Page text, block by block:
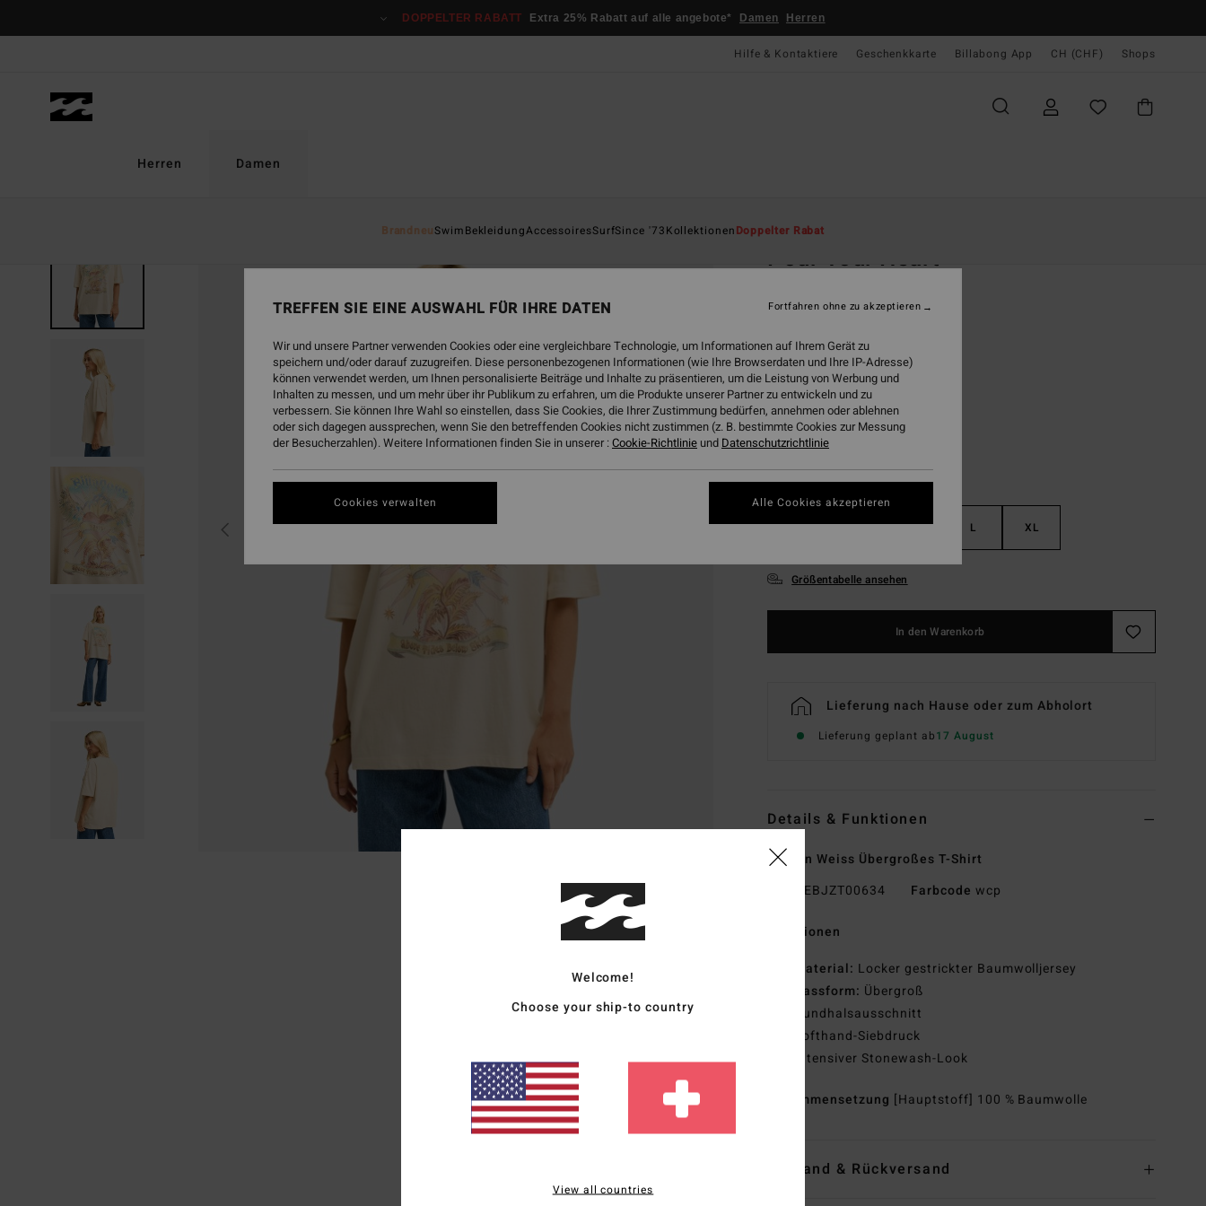
DOPPELTER RABATT Extra 25% Rabatt auf alle angebote* Damen Herren
Hilfe & Kontaktiere Geschenkkarte Billabong App CH (CHF) Shops
Herren Damen
BrandneuSwimBekleidungAccessoiresSurfSince '73KollektionenDoppelter Rabat
Pour Your Heart
FarbeWhite Cap
XS S M L XL
Größentabelle ansehen
In den Warenkorb
Lieferung nach Hause oder zum Abholort
Lieferung geplant ab17 August
Details & Funktionen
Frauen Weiss Übergroßes T-Shirt
EBJZT00634 Farbcode wcp
Funktionen
Material: Locker gestrickter Baumwolljersey
Passform: Übergroß
Rundhalsausschnitt
Softhand-Siebdruck
Intensiver Stonewash-Look
Zusammensetzung [Hauptstoff] 100 % Baumwolle
Versand & Rückversand
Welcome!
Choose your ship-to country
View all countries
TREFFEN SIE EINE AUSWAHL FÜR IHRE DATEN
Wir und unsere Partner verwenden Cookies oder eine vergleichbare Technologie, um Informationen auf Ihrem Gerät zu
speichern und/oder darauf zuzugreifen. Diese personenbezogenen Informationen (wie Ihre Browserdaten und Ihre IP-Adresse)
können verwendet werden, um Ihnen personalisierte Beiträge und Inhalte zu präsentieren, um die Leistung von Werbung und
Inhalten zu messen, und um mehr über ihr Publikum zu erfahren, um die Produkte unserer Partner zu entwickeln und zu
verbessern. Sie können Ihre Wahl so einstellen, dass Sie Cookies, die Ihrer Zustimmung bedürfen, annehmen oder ablehnen
oder sich dagegen aussprechen, wenn Sie den betreffenden Cookies nicht zustimmen (z. B. bestimmte Cookies zur Messung
der Besucherzahlen). Weitere Informationen finden Sie in unserer :Cookie-Richtlinie und Datenschutzrichtlinie
Cookies verwalten
Fortfahren ohne zu akzeptieren
Alle Cookies akzeptieren